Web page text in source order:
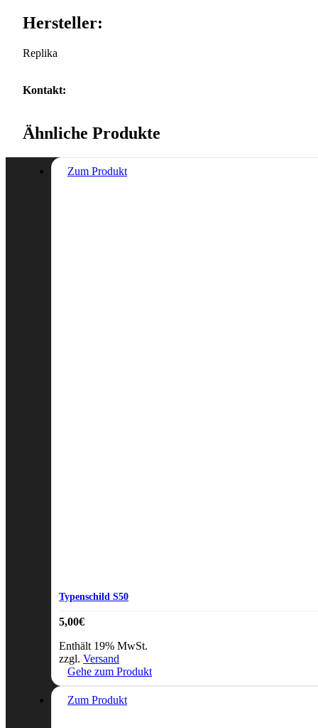
Hersteller:
Replika
Kontakt:
Ähnliche Produkte
Zum Produkt
Typenschild S50
5,00€
Enthält 19% MwSt.
zzgl. Versand
Gehe zum Produkt
Zum Produkt